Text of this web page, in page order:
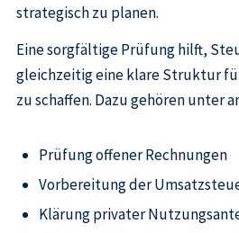
strategisch zu planen.
Eine sorgfältige Prüfung hilft,
gleichzeitig eine klare Struktur
zu schaffen. Dazu gehören unter
Prüfung offener Rechnungen
Vorbereitung der
Klärung privater